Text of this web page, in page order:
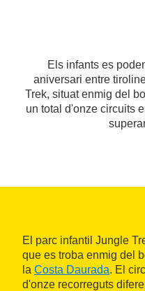
Els infants es
aniversari entre
Trek, situat enmig del
un total d'onze circuits
El parc infantil Jungle
que es troba enmig del
la Costa Daurada. El
d'onze recorreguts